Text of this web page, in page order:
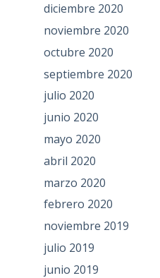
diciembre 2020
noviembre 2020
octubre 2020
septiembre 2020
julio 2020
junio 2020
mayo 2020
abril 2020
marzo 2020
febrero 2020
noviembre 2019
julio 2019
junio 2019